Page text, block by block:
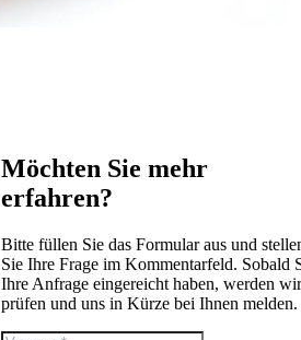
Möchten Sie mehr
erfahren?
Bitte füllen Sie das Formular aus und
Sie Ihre Frage im Kommentarfeld. Sobald
Ihre Anfrage eingereicht haben, werden
prüfen und uns in Kürze bei Ihnen melden.